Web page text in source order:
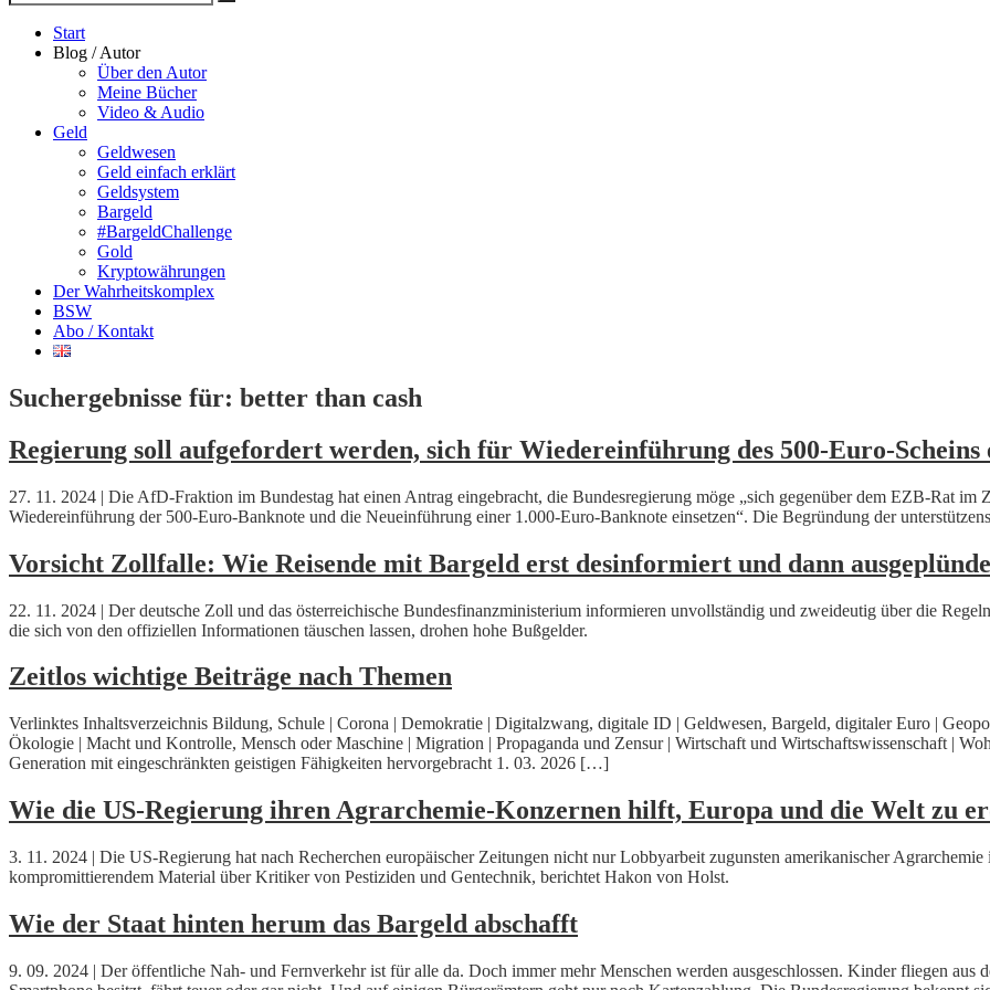
nach
Suche
Start
Blog / Autor
Über den Autor
Meine Bücher
Video & Audio
Geld
Geldwesen
Geld einfach erklärt
Geldsystem
Bargeld
#BargeldChallenge
Gold
Kryptowährungen
Der Wahrheitskomplex
BSW
Abo / Kontakt
Suchergebnisse für: better than cash
Regierung soll aufgefordert werden, sich für Wiedereinführung des 500-Euro-Scheins
27. 11. 2024 | Die AfD-Fraktion im Bundestag hat einen Antrag eingebracht, die Bundesregierung möge „sich gegenüber dem EZB-Rat im
Wiedereinführung der 500-Euro-Banknote und die Neueinführung einer 1.000-Euro-Banknote einsetzen“. Die Begründung der
Vorsicht Zollfalle: Wie Reisende mit Bargeld erst desinformiert und dann
22. 11. 2024 | Der deutsche Zoll und das österreichische Bundesfinanzministerium informieren unvollständig und zweideutig über die
die sich von den offiziellen Informationen täuschen lassen, drohen hohe Bußgelder.
Zeitlos wichtige Beiträge nach Themen
Verlinktes Inhaltsverzeichnis Bildung, Schule | Corona | Demokratie | Digitalzwang, digitale ID | Geldwesen, Bargeld, digitaler Euro |
Ökologie | Macht und Kontrolle, Mensch oder Maschine | Migration | Propaganda und Zensur | Wirtschaft und Wirtschaftswissenschaft |
Generation mit eingeschränkten geistigen Fähigkeiten hervorgebracht 1. 03. 2026 […]
Wie die US-Regierung ihren Agrarchemie-Konzernen hilft, Europa und die Welt zu
3. 11. 2024 | Die US-Regierung hat nach Recherchen europäischer Zeitungen nicht nur Lobbyarbeit zugunsten amerikanischer
kompromittierendem Material über Kritiker von Pestiziden und Gentechnik, berichtet Hakon von Holst.
Wie der Staat hinten herum das Bargeld abschafft
9. 09. 2024 | Der öffentliche Nah- und Fernverkehr ist für alle da. Doch immer mehr Menschen werden ausgeschlossen. Kinder fliegen